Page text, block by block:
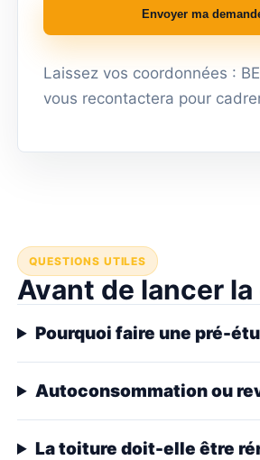
Envoyer ma
Laissez vos coordonnées :
vous recontactera pour
QUESTIONS UTILES
Avant de lancer
Pourquoi faire une pré-
Autoconsommation ou
La toiture doit-elle être